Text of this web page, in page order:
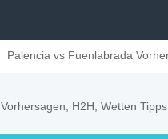
Palencia vs Fuenlabrada
Vorhersagen, H2H, Wetten